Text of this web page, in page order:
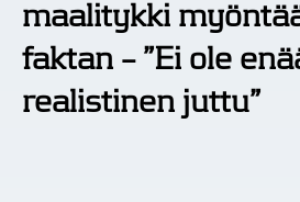
NÄKÖKULMAT
ANALYYSIT
maalitykki
faktan – ”Ei ole
realistinen juttu”